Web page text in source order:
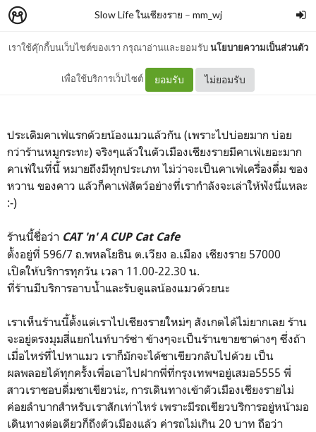
เราใช้คุ๊กกี้บนเว็บไซต์ของเรา กรุณาอ่านและยอมรับนโยบายความเป็นส่วนตัว
เพื่อใช้บริการเว็บไซต์ ยอมรับ ไม่ยอมรับ
Slow Life ในเชียงราย – mm_wj
CAT 'n' A CUP Cat Cafe
ประเดิมคาเฟ่แรกด้วยน้องแมวแล้วกัน (เพราะไปบ่อยมาก บ่อย
กว่าร้านหมูกระทะ) จริงๆแล้วในตัวเมืองเชียงรายมีคาเฟ่เยอะมาก
คาเฟ่ในที่นี้ หมายถึงมีทุกประเภท ไม่ว่าจะเป็นคาเฟ่เครื่องดื่ม ของ
หวาน ของคาว แล้วก็คาเฟ่สัตว์อย่างที่เรากำลังจะเล่าให้ฟังนี่แหละ
:-)
ร้านนี้ชื่อว่า CAT 'n' A CUP Cat Cafe
ตั้งอยู่ที่ 596/7 ถ.พหลโยธิน ต.เวียง อ.เมือง เชียงราย 57000
เปิดให้บริการทุกวัน เวลา 11.00-22.30 น.
ที่ร้านมีบริการอาบน้ำและรับดูแลน้องแมวด้วยนะ
เราเห็นร้านนี้ตั้งแต่เราไปเชียงรายใหม่ๆ สังเกตได้ไม่ยากเลย ร้าน
จะอยู่ตรงมุมสี่แยกไนท์บาร์ซ่า ข้างๆจะเป็นร้านขายชาต่างๆ ซึ่งถ้า
เมื่อไหร่ที่ไปหาแมว เราก็มักจะได้ชาเขียวกลับไปด้วย เป็น
ผลพลอยได้ทุกครั้งเพื่อเอาไปฝากพี่ที่กรุงเทพฯอยู่เสมอ5555 พี่
สาวเราชอบดื่มชาเขียวน่ะ, การเดินทางเข้าตัวเมืองเชียงรายไม่
ค่อยลำบากสำหรับเราสักเท่าไหร่ เพราะมีรถเขียวบริการอยู่หน้ามอ
เดินทางต่อเดียวก็ถึงตัวเมืองแล้ว ค่ารถไม่เกิน 20 บาท ถือว่า